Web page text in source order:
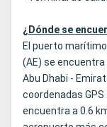
¿Dónde se
El puerto
(AE) se encuentra
Abu Dhabi -
coordenadas GPS
encuentra a 0.6